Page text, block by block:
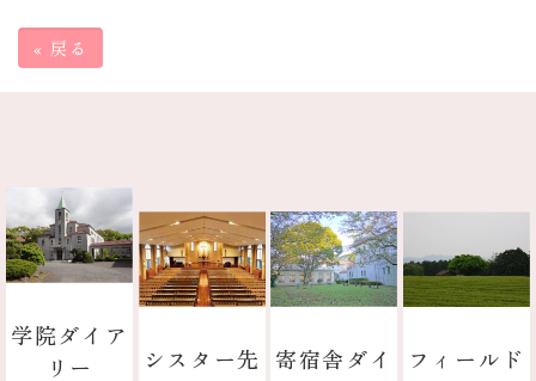
« 戻る
学院ダイア
リー
シスター先
寄宿舎ダイ
フィールド